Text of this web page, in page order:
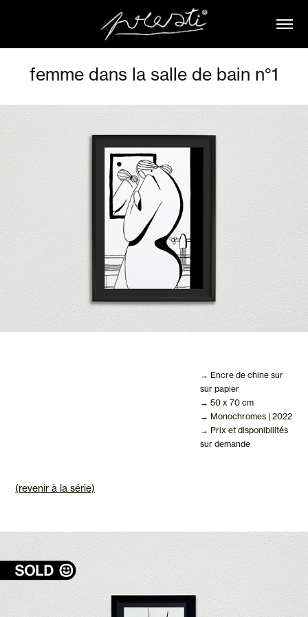
femme dans la salle de bain n°1
→ Encre de chine sur
sur papier
→ 50 x 70 cm
→ Monochromes | 2022
→ Prix et disponibilités
sur demande
(revenir à la série)